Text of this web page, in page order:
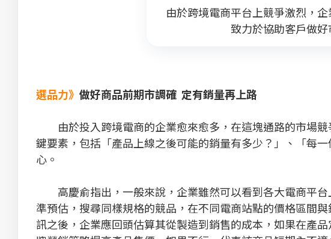
由於跨境電商平台上競爭激烈，
致力於協助客戶做
選品力》 做好商品前期市調確 定有銷量再上路
由於投入跨境電商的企業愈來愈多，在這塊通路的市場競
鍵要素，包括「產品上線之後可能的銷量有多少？」、「每
心。
高慶俞指出，一般來說，企業雖然可以看到各大電商平台
準預估，搜尋同樣規格的競品，在不同電商站點的價格區間
訊之後，企業應回頭估算其從製造到銷售的成本，如果在產